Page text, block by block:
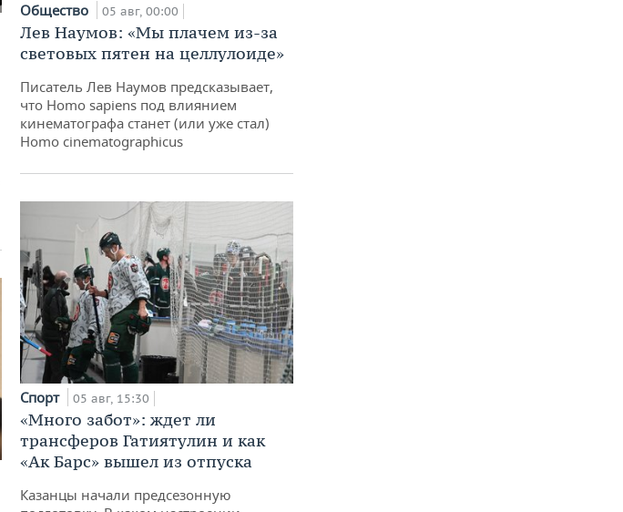
Общество 05 авг, 00:00
Лев Наумов: «Мы плачем из-за
световых пятен на целлулоиде»
Писатель Лев Наумов предсказывает,
что Homo sapiens под влиянием
кинематографа станет (или уже стал)
Homo cinematographicus
Спорт 05 авг, 15:30
«Много забот»: ждет ли
трансферов Гатиятулин и как
«Ак Барс» вышел из отпуска
Казанцы начали предсезонную